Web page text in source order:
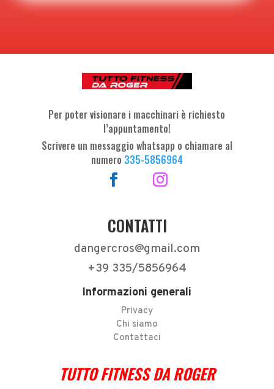
Per poter visionare i macchinari è richiesto
l’appuntamento!
Scrivere un messaggio whatsapp o chiamare al
numero 335-5856964
CONTATTI
dangercros@gmail.com
+39 335/5856964
Informazioni generali
Privacy
Chi siamo
Contattaci
TUTTO FITNESS DA ROGER